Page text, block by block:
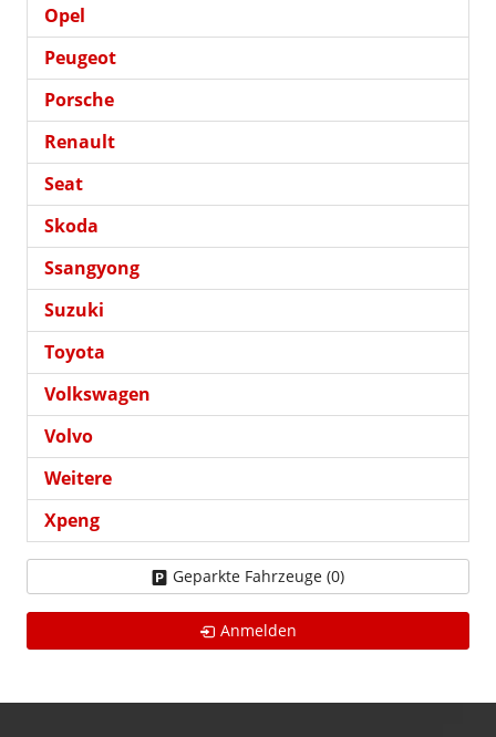
Opel
Peugeot
Porsche
Renault
Seat
Skoda
Ssangyong
Suzuki
Toyota
Volkswagen
Volvo
Weitere
Xpeng
Geparkte Fahrzeuge (0)
Anmelden